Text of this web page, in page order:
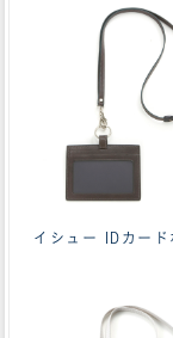
イシュー IDカード